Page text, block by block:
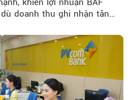
doanh thu ghi nhận tăng